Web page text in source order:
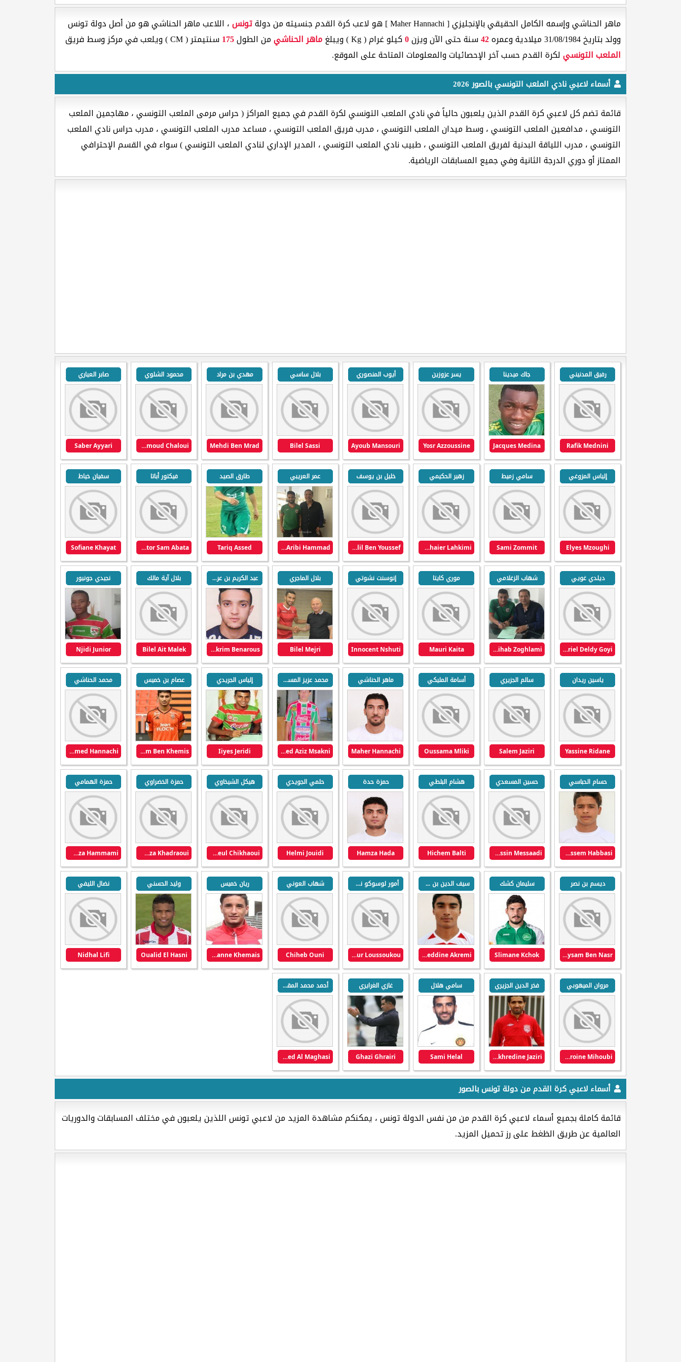
ماهر الحناشي وإسمه الكامل الحقيقي بالإنجليزي [ Maher Hannachi ] هو لاعب كرة القدم جنسيته من دولة تونس، اللاعب ماهر الحناشي هو من أصل دولة تونس
وولد بتاريخ 31/08/1984 ميلادية وعمره
42سنة حتى الآن ويزن0كيلو غرام ( Kg ) ويبلغ ماهر الحناشيمن الطول175سنتيمتر ( CM ) ويلعب في مركز وسط فريق
الملعب التونسيلكرة القدم حسب آخر الإحصائيات والمعلومات المتاحة على الموقع.
أسماء لاعبي نادي الملعب التونسي بالصور 2026
قائمة تضم كل لاعبي كرة القدم الذين يلعبون حالياً في نادي الملعب التونسي لكرة القدم في جميع المراكز ( حراس مرمى الملعب التونسي ، مهاجمين الملعب
التونسي ، مدافعين الملعب التونسي ، وسط ميدان الملعب التونسي ، مدرب فريق الملعب التونسي ، مساعد مدرب الملعب التونسي ، مدرب حراس نادي الملعب
التونسي ، مدرب اللياقة البدنية لفريق الملعب التونسي ، طبيب نادي الملعب التونسي ، المدير الإداري لنادي الملعب التونسي ) سواء في القسم الإحترافي
الممتاز أو دوري الدرجة الثانية وفي جميع المسابقات الرياضية.
رفيق المدنيني
Rafik Mednini
جاك ميدينا
Jacques Medina
يسر عزوزين
Yosr Azzoussine
أيوب المنصوري
Ayoub Mansouri
بلال ساسي
Bilel Sassi
مهدي بن مراد
Mehdi Ben Mrad
محمود الشلوي
Mahmoud Chaloui
صابر العياري
Saber Ayyari
إلياس المزوغي
Elyes Mzoughi
سامي زميط
Sami Zommit
زهير الحكيمي
Zouhaier Lahkimi
خليل بن يوسف
Khalil Ben Youssef
عمر العريبي
Omar Aribi Hammad
طارق الصيد
Tariq Assed
فيكتور أباتا
Victor Sam Abata
سفيان خياط
Sofiane Khayat
ديلدي غويي
Muriel Deldy Goyi
شهاب الزغلامي
Chihab Zoghlami
موري كايتا
Mauri Kaita
إنوسنت نشوتي
Innocent Nshuti
بلال الماجري
Bilel Mejri
عبد الكريم بن عروس
Abdelkrim Benarous
بلال آية مالك
Bilel Ait Malek
نجيدي جونيور
Njidi Junior
ياسين ريدان
Yassine Ridane
سالم الجزيري
Salem Jaziri
أسامة المليكي
Oussama Mliki
ماهر الحناشي
Maher Hannachi
محمد عزيز المساكني
Mohamed Aziz Msakni
إلياس الجريدي
Iiyes Jeridi
عصام بن خميس
Issam Ben Khemis
محمد الحناشي
Mohamed Hannachi
حسام الحباسي
Houssem Habbasi
حسين المسعدي
Houssin Messaadi
هشام البلطي
Hichem Balti
حمزة حدة
Hamza Hada
حلمي الجويدي
Helmi Jouidi
هيكل الشيخاوي
Haykeul Chikhaoui
حمزة الخضراوي
Hamza Khadraoui
حمزة الهمامي
Hamza Hammami
ديسم بن نصر
Daysam Ben Nasr
سليمان كشك
Slimane Kchok
سيف الدين بن عكرمي
Seifeddine Akremi
أمور لوسوكو نغوالا
Amour Loussoukou
شهاب العوني
Chiheb Ouni
ريان خميس
Rayanne Khemais
وليد الحسني
Oualid El Hasni
نضال الليفي
Nidhal Lifi
مروان الميهوبي
Maroine Mihoubi
فخر الدين الجزيري
Fakhredine Jaziri
سامي هلال
Sami Helal
غازي الغرايري
Ghazi Ghrairi
أحمد محمد المقصي
Ahmed Mohamed Al Maghasi
أسماء لاعبي كرة القدم من دولة تونس بالصور
قائمة كاملة بجميع أسماء لاعبي كرة القدم من من نفس الدولة تونس ، يمكنكم مشاهدة المزيد من لاعبي تونس اللذين يلعبون في مختلف المسابقات والدوريات
العالمية عن طريق الظغط على رز تحميل المزيد.